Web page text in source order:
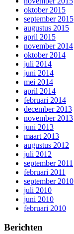
oktober 2015
september 2015
augustus 2015
april 2015
november 2014
oktober 2014
juli 2014
juni 2014
mei 2014
april 2014
februari 2014
december 2013
november 2013
juni 2013
maart 2013
augustus 2012
juli 2012
september 2011
februari 2011
september 2010
juli 2010
juni 2010
februari 2010
Berichten